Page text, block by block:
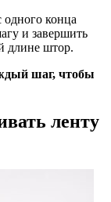
конца
и завершить
длине штор.
шаг, чтобы
ленту